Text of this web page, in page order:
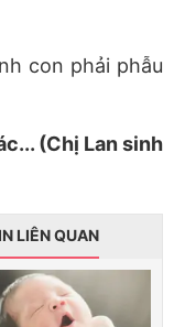
con phải phẫu
(Chị Lan sinh
LIÊN QUAN